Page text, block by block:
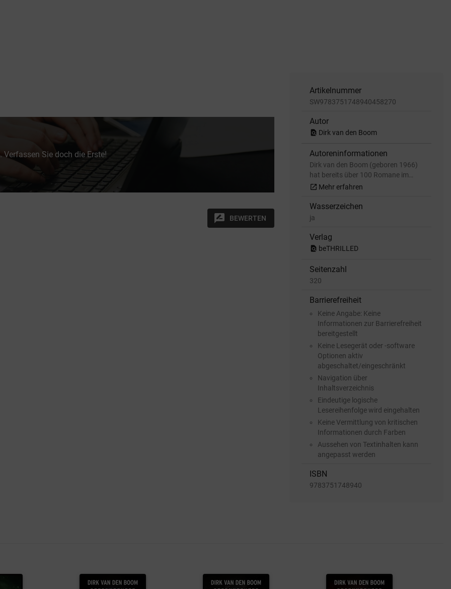
Verfassen Sie doch die Erste!
rate_review BEWERTEN
Artikelnummer
SW9783751748940458270
Autor
find_in_page Dirk van den Boom
Autoreninformationen
Dirk van den Boom (geboren 1966)
hat bereits über 100 Romane im…
open_in_new Mehr erfahren
Wasserzeichen
ja
Verlag
find_in_page beTHRILLED
Seitenzahl
320
Barrierefreiheit
Keine Angabe: Keine
Informationen zur Barrierefreiheit
bereitgestellt
Keine Lesegerät oder -software
Optionen aktiv
abgeschaltet/eingeschränkt
Navigation über
Inhaltsverzeichnis
Eindeutige logische
Lesereihenfolge wird eingehalten
Keine Vermittlung von kritischen
Informationen durch Farben
Aussehen von Textinhalten kann
angepasst werden
ISBN
9783751748940